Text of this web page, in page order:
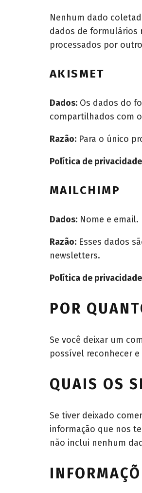
Nenhum dado
dados de formulários
processados por
AKISMET
Dados: Os dados do
compartilhados com
Razão: Para o único
Política de
MAILCHIMP
Dados: Nome e email.
Razão: Esses dados
newsletters.
Política de
POR
Se você deixar um
possível reconhecer
QUAIS OS
Se tiver deixado
informação que nos
não inclui nenhum